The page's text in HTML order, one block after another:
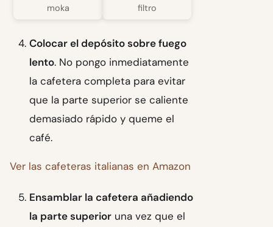
moka
filtro
Colocar el depósito sobre fuego
lento. No pongo inmediatamente
la cafetera completa para evitar
que la parte superior se caliente
demasiado rápido y queme el
café.
Ver las cafeteras italianas en Amazon
Ensamblar la cafetera añadiendo
la parte superior una vez que el